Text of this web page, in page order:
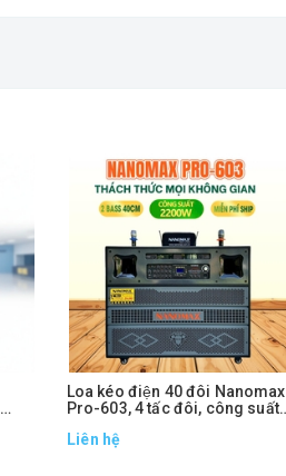
Loa kéo điện 40 đôi Nanomax
Pro-603, 4 tấc đôi, công suất
Liên hệ